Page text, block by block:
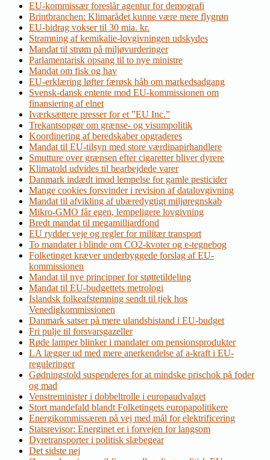
EU-kommissær foreslår agentur for demografi
Brintbranchen: Klimarådet kunne være mere flygrøn
EU-bidrag vokser til 30 mia. kr.
Stramning af kemikalie-lovgivningen udskydes
Mandat til strøm på miljøvurderinger
Parlamentarisk opsang til to nye ministre
Mandat om fisk og hav
EU-erklæring løfter færøsk håb om markedsadgang
Svensk-dansk entente mod EU-kommissionen om
finansiering af elnet
Iværksættere presser for et ”EU Inc.”
Trekantsopgør om grænse- og visumpolitik
Koordinering af beredskaber opgraderes
Mandat til EU-tilsyn med store værdipapirhandlere
Smutture over grænsen efter cigaretter bliver dyrere
Klimatold udvides til bearbejdede varer
Danmark indædt imod lempelse for gamle pesticider
Mange cookies forsvinder i revision af datalovgivning
Mandat til afvikling af ubæredygtigt miljøregnskab
Mikro-GMO får egen, lempeligere lovgivning
Bredt mandat til megamilliardfond
EU rydder veje og regler for militær transport
To mandater i blinde om CO2-kvoter og e-tegnebog
Folketinget kræver underbyggede forslag af EU-
kommissionen
Mandat til nye principper for støttetildeling
Mandat til EU-budgettets metrologi
Islandsk folkeafstemning sendt til tjek hos
Venedigkommissionen
Danmark satser på mere ulandsbistand i EU-budget
Fri pulje til forsvarsgazeller
Røde lamper blinker i mandater om pensionsprodukter
LA lægger ud med mere anerkendelse af a-kraft i EU-
reguleringer
Gødningstold suspenderes for at mindske prischok på foder
og mad
Venstreminister i dobbeltrolle i europaudvalget
Stort mandefald blandt Folketingets europapolitikere
Energikommissæren på vej med mål for elektrificering
Statsrevisor: Energinet er i forvejen for langsom
Dyretransporter i politisk slæbegear
Det sidste nej